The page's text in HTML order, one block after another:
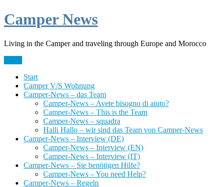
Skip
to
Camper News
Living in the Camper and traveling through Europe and Morocco
Start
Camper V/S Wohnung
Camper-News – das Team
Camper-News – Avete bisogno di aiuto?
Camper-News – This is the Team
Camper-News – squadra
Halli Hallo – wir sind das Team von Camper-News
Camper-News – Interview (DE)
Camper-News – Interview (EN)
Camper-News – Interview (IT)
Camper-News – Sie benötigen Hilfe?
Camper-News – You need Help?
Camper-News – Regeln